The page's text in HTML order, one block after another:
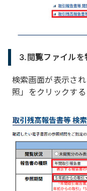
3.閲覧ファイルを
検索画面が表示さ
照」をクリックする